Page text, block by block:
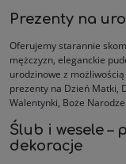
Prezenty na
Oferujemy starannie
mężczyzn, eleganckie
urodzinowe z
prezenty na Dzień Matki,
Walentynki, Boże
Ślub i wesele –
dekoracje